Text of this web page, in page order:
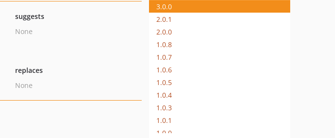
suggests
None
replaces
None
3.0.0
2.0.1
2.0.0
1.0.8
1.0.7
1.0.6
1.0.5
1.0.4
1.0.3
1.0.1
1.0.0